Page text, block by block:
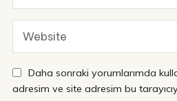
Daha sonraki yorumlarımda
adresim ve site adresim bu